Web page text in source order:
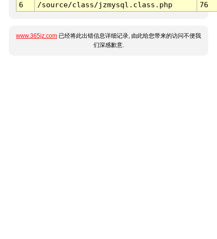
6
/source/class/jzmysql.class.php 76
www.365jz.com 已经将此出错信息详细记录, 由此给您带来的访问不便我
们深感歉意.